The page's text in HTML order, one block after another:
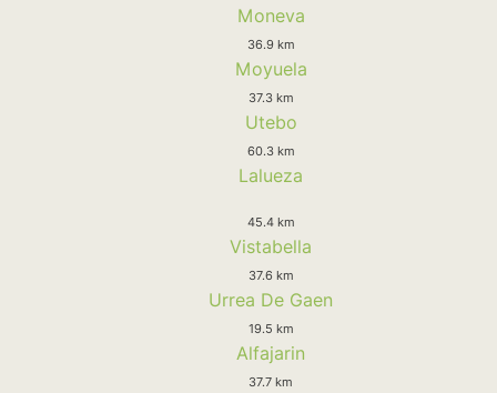
Moneva
36.9 km
Moyuela
37.3 km
Utebo
60.3 km
Lalueza
45.4 km
Vistabella
37.6 km
Urrea De Gaen
19.5 km
Alfajarin
37.7 km